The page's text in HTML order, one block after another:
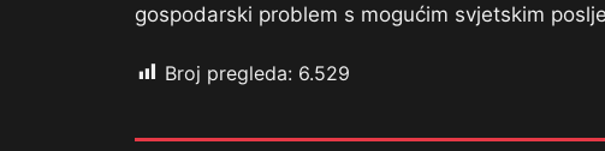
gospodarski problem s mogućim svjetskim
Broj pregleda: 6.529